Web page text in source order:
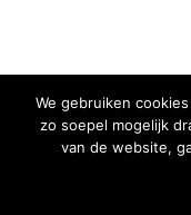
We gebruiken
zo soepel mogelijk
van de website,